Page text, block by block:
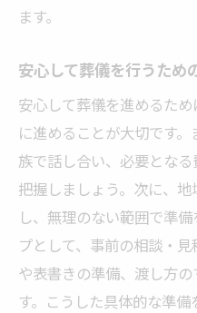
ます。
安心して葬儀を行うため
安心して葬儀を進めるた
に進めることが大切です
族で話し合い、必要とな
把握しましょう。次に、
し、無理のない範囲で準
プとして、事前の相談・
や表書きの準備、渡し方
す。こうした具体的な準